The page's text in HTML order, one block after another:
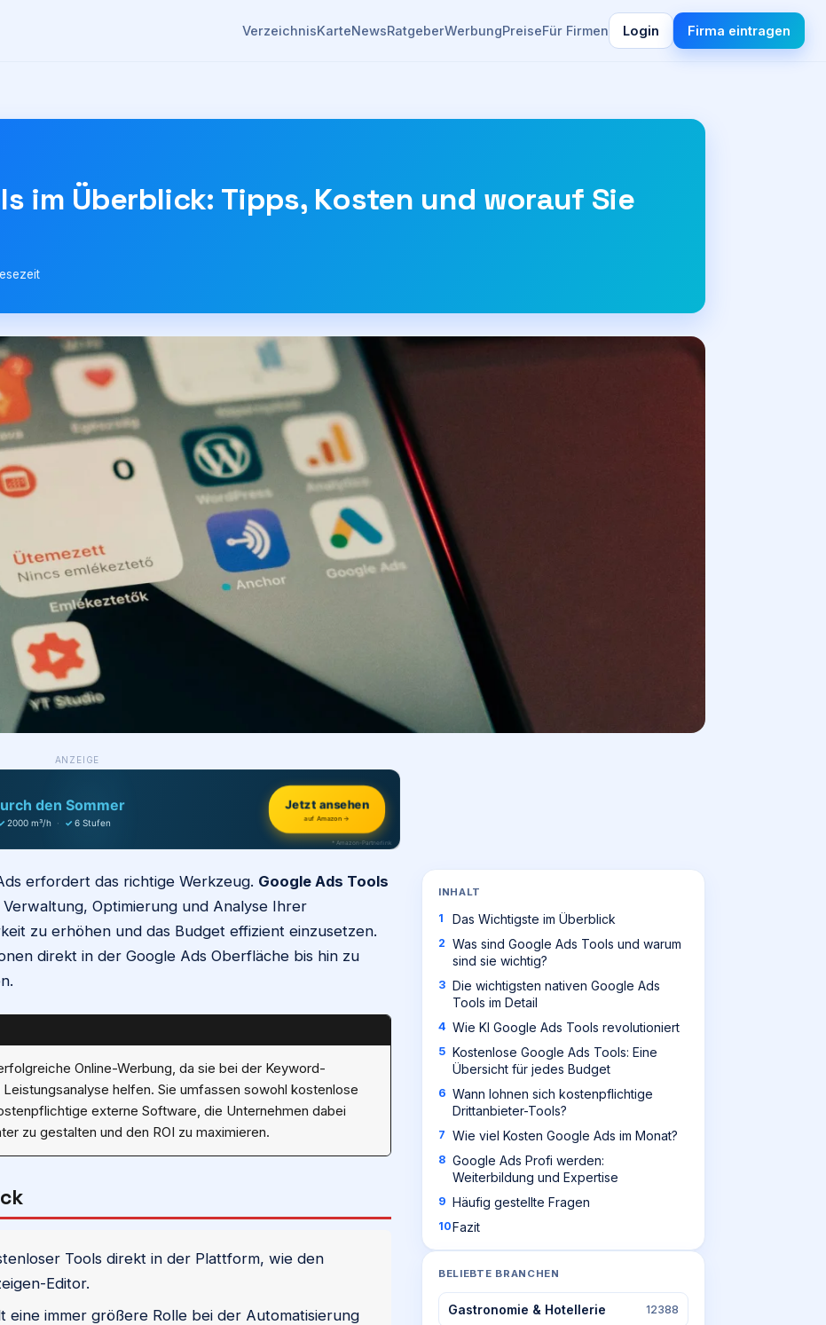
VerzeichnisKarteNewsRatgeberWerbungPreiseFür Firmen Login Firma eintragen
im Überblick: Tipps, Kosten und worauf Sie
ANZEIGE
den Sommer
2000 m³/h · ✓ 6 Stufen
Jetzt ansehen
auf Amazon →
* Amazon-Partnerlink
erfordert das richtige Werkzeug. Google Ads Tools
Optimierung und Analyse Ihrer
zu erhöhen und das Budget effizient einzusetzen.
direkt in der Google Ads Oberfläche bis hin zu
Online-Werbung, da sie bei der Keyword-
helfen. Sie umfassen sowohl kostenlose
externe Software, die Unternehmen dabei
zu gestalten und den ROI zu maximieren.
Tools direkt in der Plattform, wie den
Editor.
eine immer größere Rolle bei der Automatisierung
INHALT
Das Wichtigste im Überblick
Was sind Google Ads Tools und warum
sind sie wichtig?
Die wichtigsten nativen Google Ads
Tools im Detail
Wie KI Google Ads Tools revolutioniert
Kostenlose Google Ads Tools: Eine
Übersicht für jedes Budget
Wann lohnen sich kostenpflichtige
Drittanbieter-Tools?
Wie viel Kosten Google Ads im Monat?
Google Ads Profi werden:
Weiterbildung und Expertise
Häufig gestellte Fragen
Fazit
BELIEBTE BRANCHEN
Gastronomie & Hotellerie 12388